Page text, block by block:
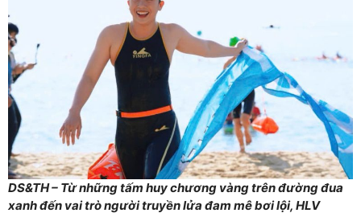
DS&TH – Từ những tấm huy chương vàng trên đường đua
xanh đến vai trò người truyền lửa đam mê bơi lội, HLV